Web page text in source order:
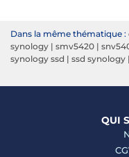
Dans la même thématique :
synology | smv5420 |
synology ssd | ssd synology |
QUI